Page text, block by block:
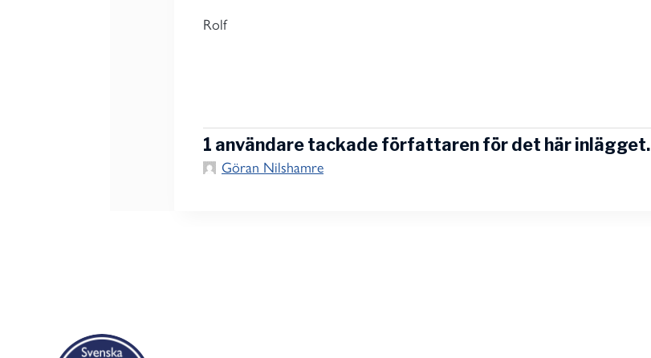
Rolf
1 användare tackade författaren för det här inlägget.
Göran Nilshamre